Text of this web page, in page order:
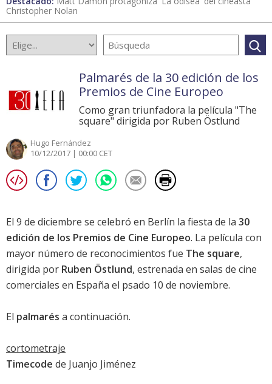
Christopher Nolan
Palmarés de la 30 edición de los
Premios de Cine Europeo
Como gran triunfadora la película "The
square" dirigida por Ruben Östlund
Hugo Fernández
10/12/2017 | 00:00 CET
El 9 de diciembre se celebró en Berlín la fiesta de la 30
edición de los Premios de Cine Europeo. La película con
mayor número de reconocimientos fue The square,
dirigida por Ruben Östlund, estrenada en salas de cine
comerciales en España el psado 10 de noviembre.
El palmarés a continuación.
cortometraje
Timecode de Juanjo Jiménez